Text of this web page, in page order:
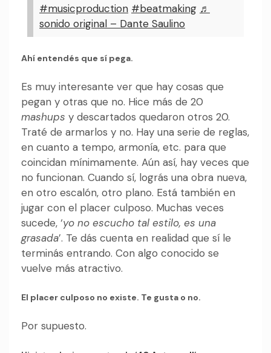
#musicproduction #beatmaking ♬
sonido original – Dante Saulino
Ahí entendés que sí pega.
Es muy interesante ver que hay cosas que
pegan y otras que no. Hice más de 20
mashups y descartados quedaron otros 20.
Traté de armarlos y no. Hay una serie de reglas,
en cuanto a tempo, armonía, etc. para que
coincidan mínimamente. Aún así, hay veces que
no funcionan. Cuando sí, lográs una obra nueva,
en otro escalón, otro plano. Está también en
jugar con el placer culposo. Muchas veces
sucede, ‘yo no escucho tal estilo, es una
grasada’. Te dás cuenta en realidad que sí le
terminás entrando. Con algo conocido se
vuelve más atractivo.
El placer culposo no existe. Te gusta o no.
Por supuesto.